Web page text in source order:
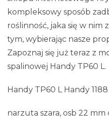
kompleksowy sposób
roślinność, jaka się w nim
tym, wybierając nasze
Zapoznaj się już teraz z
spalinowej Handy TP60 L.
Handy TP60 L Handy 1188
narzuta szara, osb 22